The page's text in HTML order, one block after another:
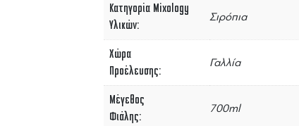
Κατηγορία Mixology
Υλικών
Σιρόπια
Χώρα
Προέλευσης
Γαλλία
Μέγεθος
Φιάλης
700ml